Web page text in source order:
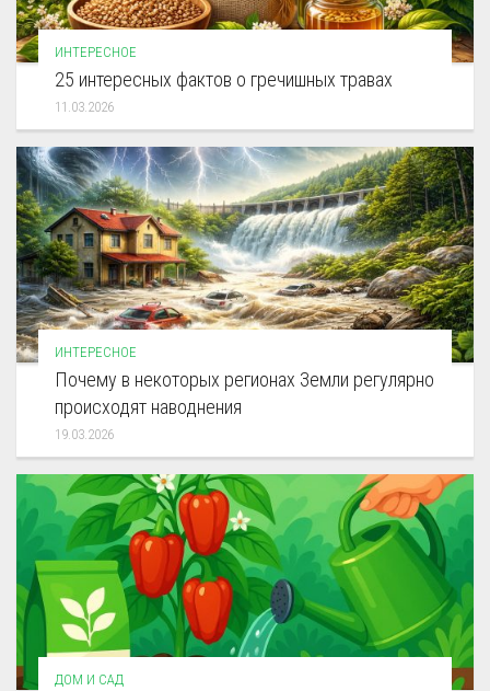
ИНТЕРЕСНОЕ
25 интересных фактов о гречишных травах
11.03.2026
ИНТЕРЕСНОЕ
Почему в некоторых регионах Земли регулярно
происходят наводнения
19.03.2026
ДОМ И САД